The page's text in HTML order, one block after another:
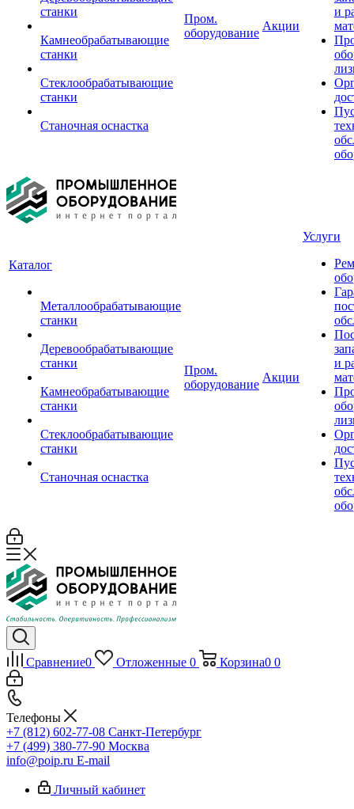
станки
Камнеобрабатывающие
станки
Стеклообрабатывающие
станки
Станочная оснастка
Пром.
оборудование
Акции
и
Каталог
Металлообрабатывающие
станки
Деревообрабатывающие
станки
Камнеобрабатывающие
станки
Стеклообрабатывающие
станки
Станочная оснастка
Пром.
оборудование
Акции
Услуги
и
Сравнение0 Отложенные 0 Корзина0 0
Телефоны
+7 (812) 602-77-08 Санкт-Петербург
+7 (499) 380-77-90 Москва
info@poip.ru E-mail
Личный кабинет